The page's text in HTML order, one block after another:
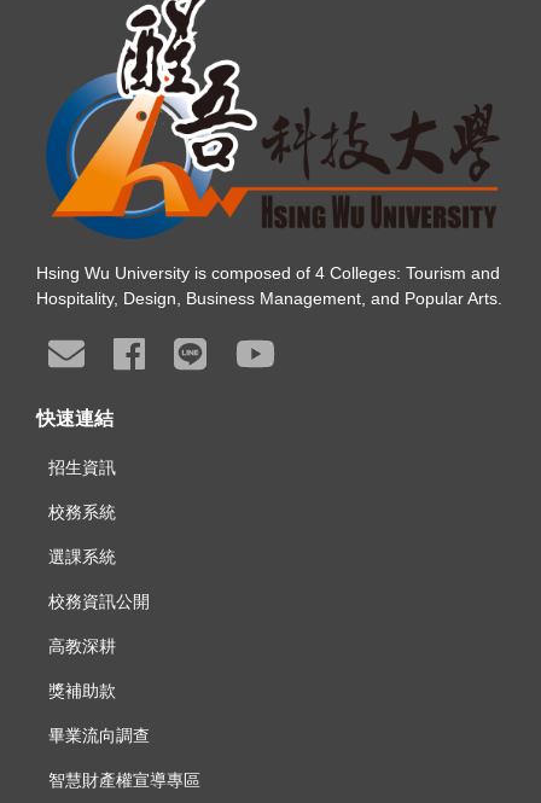
Hsing Wu University is composed of 4 Colleges: Tourism and
Hospitality, Design, Business Management, and Popular Arts.
快速連結
招生資訊
校務系統
選課系統
校務資訊公開
高教深耕
獎補助款
畢業流向調查
智慧財產權宣導專區